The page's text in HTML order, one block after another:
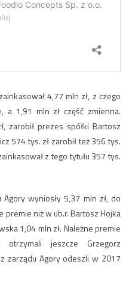
4,77 mln zł, z czego
a 1,91 mln zł część zmienna.
zarobił prezes spółki Bartosz
574 tys. zł zarobił też 356 tys.
z tego tytułu 357 tys.
wyniosły 5,37 mln zł, do
premie niż w ub.r. Bartosz Hojka
1,04 mln zł. Należne premie
jeszcze Grzegorz
zarządu Agory odeszli w 2017